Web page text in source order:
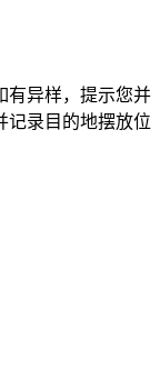
有异样，提示您并
记录目的地摆放位